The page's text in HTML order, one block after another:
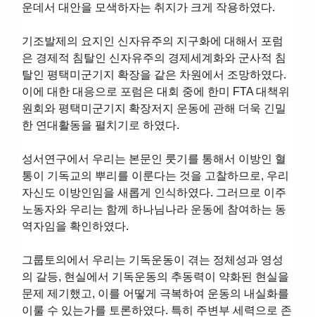
운데서 대안을 모색하자는 취지가 크게 작용하였다.
기조발제의 요지인 신자유주의 지구화에 대해서 포럼
은 경제적 침탈인 신자유주의 경제세계화와 군사적 침
탈인 평택미군기지 확장을 같은 차원에서 조망하였다.
이에 대한 대응으로 포럼은 대회 중에 한미 FTA 대책위
원회와 평택미군기지 확장저지 운동에 관해 더욱 긴밀
한 연대활동을 펼치기로 하였다.
성서연구에서 우리는 본문인 룻기를 통해서 이방인 혈
통이 기독교의 뿌리를 이룬다는 것을 고찰하므로, 우리
자신도 이방인임을 새롭게 인식하였다. 그러므로 이주
노동자와 우리는 함께 하나님나라 운동에 참여하는 동
역자임을 확인하였다.
그룹토의에서 우리는 기독운동이 겪는 정체성과 영성
의 갈등, 현실에서 기독운동의 추동력이 약화된 현실을
문제 제기했고, 이를 어떻게 극복하여 운동의 내실화를
이룰 수 있는가를 토론하였다. 특히 주변부 세력으로 존